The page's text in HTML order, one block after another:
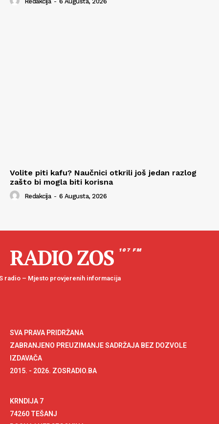
Volite piti kafu? Naučnici otkrili još jedan razlog
zašto bi mogla biti korisna
Redakcija - 6 Augusta, 2026
RADIO ZOS 107 FM
radio – Mjesto provjerenih informacija
SVA PRAVA PRIDRŽANA
ZABRANJENO PREUZIMANJE SADRŽAJA BEZ DOZVOLE
IZDAVAČA
2015. - 2026. ZOSRADIO.BA
KRNDIJA 7
74260 TEŠANJ